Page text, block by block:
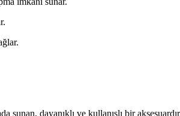
dayanıklı ve kullanışlı bir